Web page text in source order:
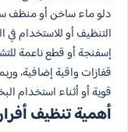
دلو ماء ساخن أو منظف
التنظيف أو للاستخدام في
إسفنجة أو قطع ناعمة
قفازات واقية إضافية،
قوية أو أثناء استخدام
أهمية تنظيف